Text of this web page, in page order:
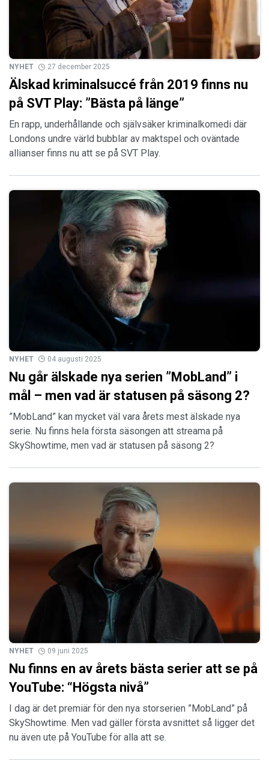
NYHET 27 december 2025
Älskad kriminalsuccé från 2019 finns nu
på SVT Play: ”Bästa på länge”
En rapp, underhållande och självsäker kriminalkomedi där
Londons undre värld bubblar av maktspel och oväntade
allianser finns nu att se på SVT Play.
NYHET 04 augusti 2025
Nu går älskade nya serien ”MobLand” i
mål – men vad är statusen på säsong 2?
”MobLand” kan mycket väl vara årets mest älskade nya
serie. Nu finns hela första säsongen att streama på
SkyShowtime, men vad är statusen på säsong 2?
NYHET 09 juni 2025
Nu finns en av årets bästa serier att se på
YouTube: “Högsta nivå”
I dag är det premiär för den nya storserien ”MobLand” på
SkyShowtime. Men vad gäller första avsnittet så ligger det
nu även ute på YouTube för alla att se.